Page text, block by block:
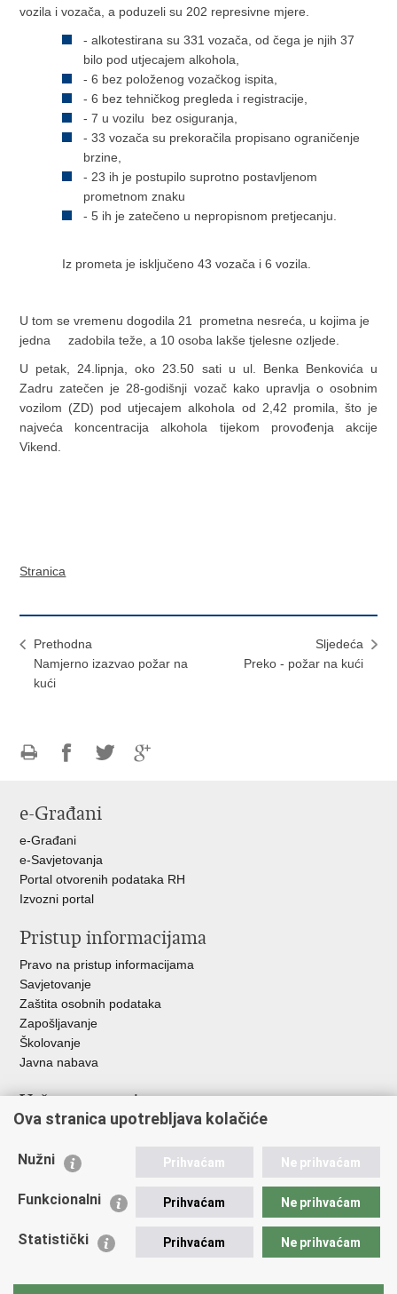
vozila i vozača, a poduzeli su 202 represivne mjere.
- alkotestirana su 331 vozača, od čega je njih 37
bilo pod utjecajem alkohola,
- 6 bez položenog vozačkog ispita,
- 6 bez tehničkog pregleda i registracije,
- 7 u vozilu bez osiguranja,
- 33 vozača su prekoračila propisano ograničenje
brzine,
- 23 ih je postupilo suprotno postavljenom
prometnom znaku
- 5 ih je zatečeno u nepropisnom pretjecanju.
Iz prometa je isključeno 43 vozača i 6 vozila.
U tom se vremenu dogodila 21 prometna nesreća, u kojima je
jedna zadobila teže, a 10 osoba lakše tjelesne ozljede.
U petak, 24.lipnja, oko 23.50 sati u ul. Benka Benkovića u
Zadru zatečen je 28-godišnji vozač kako upravlja o osobnim
vozilom (ZD) pod utjecajem alkohola od 2,42 promila, što je
najveća koncentracija alkohola tijekom provođenja akcije
Vikend.
Stranica
Prethodna
Namjerno izazvao požar na
kući
Sljedeća
Preko - požar na kući
FacebookuTwitteru
e-Građani
e-Građani
e-Savjetovanja
Portal otvorenih podataka RH
Izvozni portal
Pristup informacijama
Pravo na pristup informacijama
Savjetovanje
Zaštita osobnih podataka
Zapošljavanje
Školovanje
Javna nabava
Važne poveznice
Ministarstvo unutarnjih poslova
Udruge
Policijska akademija
Zaklada policijske solidarnosti
Vučetić"
Ova stranica upotrebljava kolačiće
Nužni Prihvaćam Ne prihvaćam
Funkcionalni Prihvaćam Ne prihvaćam
Statistički Prihvaćam Ne prihvaćam